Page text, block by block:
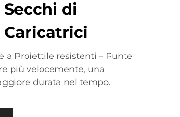
di
Caricatrici
a Proiettile resistenti – Punte
più velocemente, una
durata nel tempo.